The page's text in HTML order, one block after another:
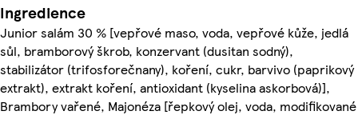
Ingredience
Junior salám 30 % [vepřové maso, voda, vepřové kůže, jedlá
sůl, bramborový škrob, konzervant (dusitan sodný),
stabilizátor (trifosforečnany), koření, cukr, barvivo (paprikový
extrakt), extrakt koření, antioxidant (kyselina askorbová)],
Brambory vařené, Majonéza [řepkový olej, voda, modifikované